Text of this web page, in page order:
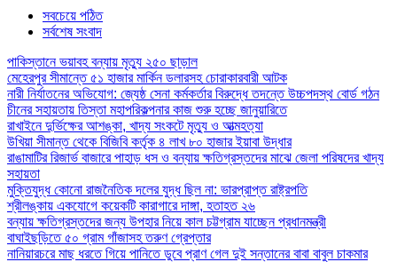
সবচেয়ে পঠিত
সর্বশেষ সংবাদ
পাকিস্তানে ভয়াবহ বন্যায় মৃত্যু ২৫০ ছাড়াল
মেহেরপুর সীমান্তে ৫১ হাজার মার্কিন ডলারসহ চোরাকারবারী আটক
নারী নির্যাতনের অভিযোগ: জ্যেষ্ঠ সেনা কর্মকর্তার বিরুদ্ধে তদন্তে উচ্চপদস্থ বোর্ড গঠন
চীনের সহায়তায় তিস্তা মহাপরিকল্পনার কাজ শুরু হচ্ছে জানুয়ারিতে
রাখাইনে দুর্ভিক্ষের আশঙ্কা, খাদ্য সংকটে মৃত্যু ও আত্মহত্যা
উখিয়া সীমান্ত থেকে বিজিবি কর্তৃক ৪ লাখ ৮০ হাজার ইয়াবা উদ্ধার
রাঙামাটির রিজার্ভ বাজারে পাহাড় ধস ও বন্যায় ক্ষতিগ্রস্তদের মাঝে জেলা পরিষদের খাদ্য
সহায়তা
মুক্তিযুদ্ধ কোনো রাজনৈতিক দলের যুদ্ধ ছিল না: ভারপ্রাপ্ত রাষ্ট্রপতি
শ্রীলঙ্কায় একযোগে কয়েকটি কারাগারে দাঙ্গা, হতাহত ২৬
বন্যায় ক্ষতিগ্রস্তদের জন্য উপহার নিয়ে কাল চট্টগ্রাম যাচ্ছেন প্রধানমন্ত্রী
বাঘাইছড়িতে ৫০ গ্রাম গাঁজাসহ তরুণ গ্রেপ্তার
নানিয়ারচরে মাছ ধরতে গিয়ে পানিতে ডুবে প্রাণ গেল দুই সন্তানের বাবা বাবুল চাকমার